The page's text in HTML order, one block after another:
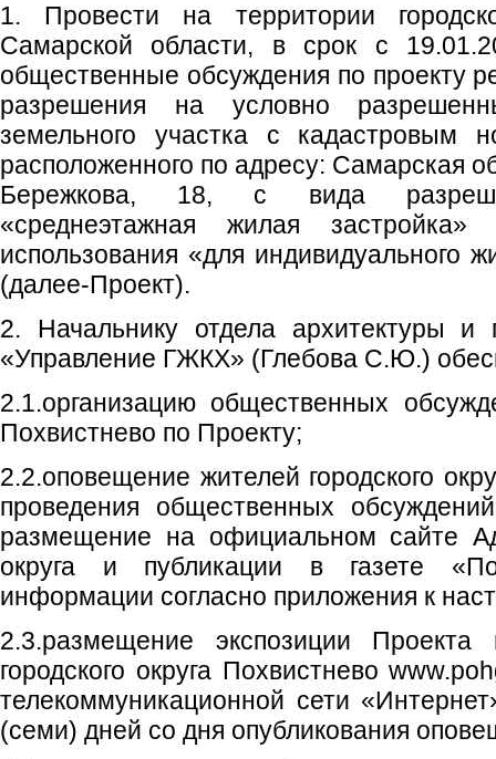
1. Провести на территории
Самарской области, в срок с
общественные обсуждения по проекту
разрешения на условно
земельного участка с кадастровым
расположенного по адресу: Самарская
Бережкова, 18, с вида
«среднеэтажная жилая
использования «для индивидуального
(далее-Проект).
2. Начальнику отдела архитектуры и
«Управление ГЖКХ» (Глебова С.Ю.)
2.1.организацию общественных
Похвистнево по Проекту;
2.2.оповещение жителей городского
проведения общественных
размещение на официальном сайте
округа и публикации в газете
информации согласно приложения к
2.3.размещение экспозиции
городского округа Похвистнево
телекоммуникационной сети
(семи) дней со дня опубликования